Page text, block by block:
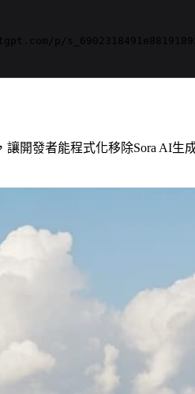
讓開發者能程式化移除Sora AI